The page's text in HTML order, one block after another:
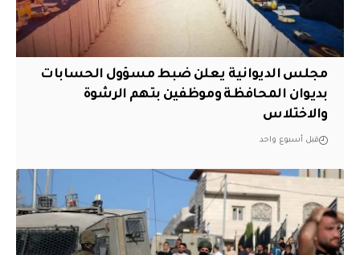
مجلس الديوانية يعلن ضبط مسؤول الحسابات
بديوان المحافظة وموظفين بتهم الرشوة
والاختلاس
قبل أسبوع واحد